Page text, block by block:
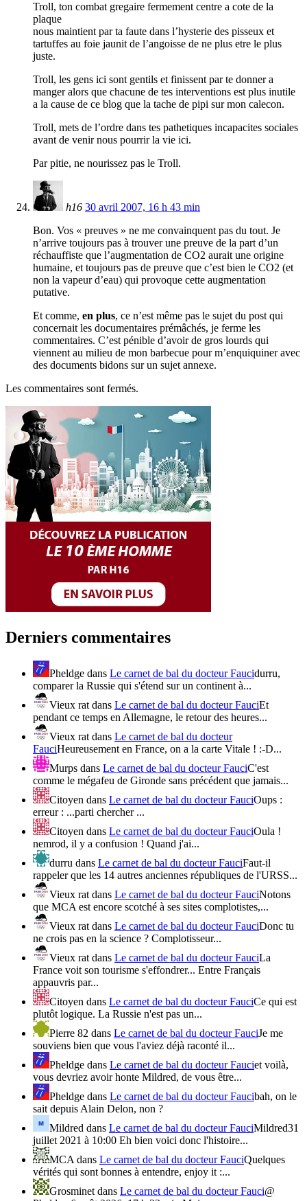
Troll, ton combat gregaire fermement centre a cote de la
plaque
nous maintient par ta faute dans l’hysterie des pisseux et
tartuffes au foie jaunit de l’angoisse de ne plus etre le plus
juste.
Troll, les gens ici sont gentils et finissent par te donner a
manger alors que chacune de tes interventions est plus inutile
a la cause de ce blog que la tache de pipi sur mon calecon.
Troll, mets de l’ordre dans tes pathetiques incapacites sociales
avant de venir nous pourrir la vie ici.
Par pitie, ne nourissez pas le Troll.
h16 30 avril 2007, 16 h 43 min
Bon. Vos « preuves » ne me convainquent pas du tout. Je
n’arrive toujours pas à trouver une preuve de la part d’un
réchauffiste que l’augmentation de CO2 aurait une origine
humaine, et toujours pas de preuve que c’est bien le CO2 (et
non la vapeur d’eau) qui provoque cette augmentation
putative.
Et comme, en plus, ce n’est même pas le sujet du post qui
concernait les documentaires prémâchés, je ferme les
commentaires. C’est pénible d’avoir de gros lourds qui
viennent au milieu de mon barbecue pour m’enquiquiner avec
des documents bidons sur un sujet annexe.
Les commentaires sont fermés.
Derniers commentaires
Pheldge dans Le carnet de bal du docteur Faucidurru,
comparer la Russie qui s'étend sur un continent à...
Vieux rat dans Le carnet de bal du docteur FauciEt
pendant ce temps en Allemagne, le retour des heures...
Vieux rat dans Le carnet de bal du docteur
FauciHeureusement en France, on a la carte Vitale ! :-D...
Murps dans Le carnet de bal du docteur FauciC'est
comme le mégafeu de Gironde sans précédent que jamais...
Citoyen dans Le carnet de bal du docteur FauciOups :
erreur : ...parti chercher ...
Citoyen dans Le carnet de bal du docteur FauciOula !
nemrod, il y a confusion ! Quand j'ai...
durru dans Le carnet de bal du docteur FauciFaut-il
rappeler que les 14 autres anciennes républiques de l'URSS...
Vieux rat dans Le carnet de bal du docteur FauciNotons
que MCA est encore scotché à ses sites complotistes,...
Vieux rat dans Le carnet de bal du docteur FauciDonc tu
ne crois pas en la science ? Complotisseur...
Vieux rat dans Le carnet de bal du docteur FauciLa
France voit son tourisme s'effondrer... Entre Français
appauvris par...
Citoyen dans Le carnet de bal du docteur FauciCe qui est
plutôt logique. La Russie n'est pas un...
Pierre 82 dans Le carnet de bal du docteur FauciJe me
souviens bien que vous l'aviez déjà raconté il...
Pheldge dans Le carnet de bal du docteur Fauciet voilà,
vous devriez avoir honte Mildred, de vous être...
Pheldge dans Le carnet de bal du docteur Faucibah, on le
sait depuis Alain Delon, non ?
Mildred dans Le carnet de bal du docteur FauciMildred31
juillet 2021 à 10:00 Eh bien voici donc l'histoire...
MCA dans Le carnet de bal du docteur FauciQuelques
vérités qui sont bonnes à entendre, enjoy it :...
Grosminet dans Le carnet de bal du docteur Fauci@